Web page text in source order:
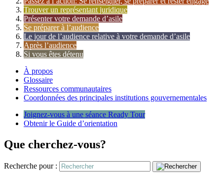
Trouver un représentant juridique
Présenter votre demande d’asile
Se préparer à l’audience
Le jour de l’audience relative à votre demande d’asile
Après l’audience
Si vous êtes détenu
À propos
Glossaire
Ressources communautaires
Coordonnées des principales institutions gouvernementales
Joignez-vous à une séance Ready Tour
Obtenir le Guide d’orientation
Que cherchez-vous?
Recherche pour :